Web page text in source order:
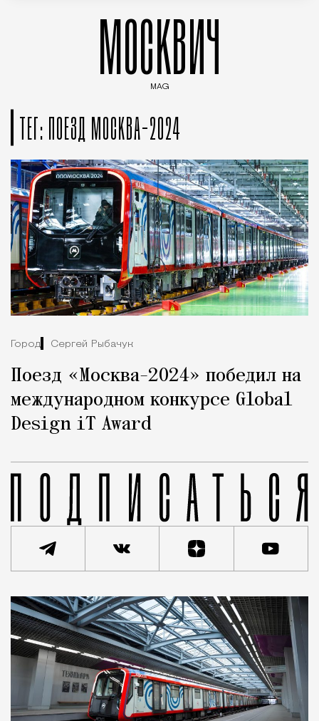
МОСКВИЧ
MAG
ТЕГ: ПОЕЗД МОСКВА-2024
Город Сергей Рыбачук
Поезд «Москва-2024» победил на
международном конкурсе Global
Design iT Award